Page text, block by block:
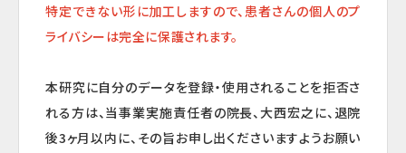
特定できない形に加工しますので、患者さんの個人のプ
ライバシーは完全に保護されます。
本研究に自分のデータを登録・使用されることを拒否さ
れる方は、当事業実施責任者の院長、大西宏之に、退院
後3ヶ月以内に、その旨お申し出くださいますようお願い